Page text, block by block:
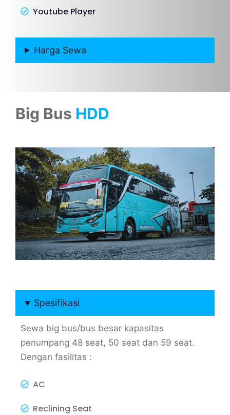
Youtube Player
Harga Sewa
Big Bus HDD
Spesifikasi
Sewa big bus/bus besar kapasitas
penumpang 48 seat, 50 seat dan 59 seat.
Dengan fasilitas :
AC
Reclining Seat